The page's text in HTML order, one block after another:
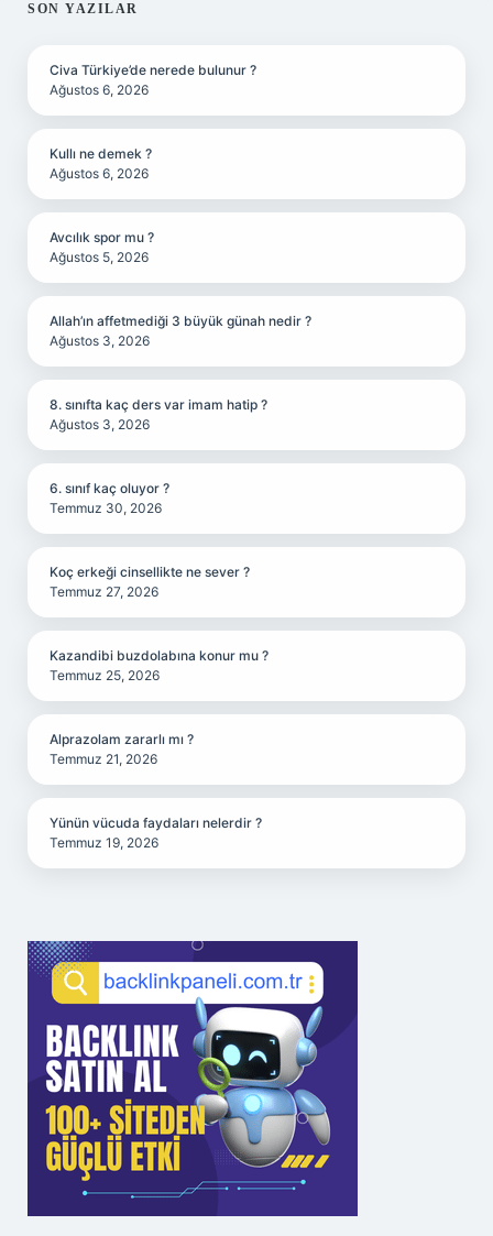
SIDEBAR
SON YAZILAR
Civa Türkiye’de nerede bulunur ?
Ağustos 6, 2026
Kullı ne demek ?
Ağustos 6, 2026
Avcılık spor mu ?
Ağustos 5, 2026
Allah’ın affetmediği 3 büyük günah nedir ?
Ağustos 3, 2026
8. sınıfta kaç ders var imam hatip ?
Ağustos 3, 2026
6. sınıf kaç oluyor ?
Temmuz 30, 2026
Koç erkeği cinsellikte ne sever ?
Temmuz 27, 2026
Kazandibi buzdolabına konur mu ?
Temmuz 25, 2026
Alprazolam zararlı mı ?
Temmuz 21, 2026
Yünün vücuda faydaları nelerdir ?
Temmuz 19, 2026